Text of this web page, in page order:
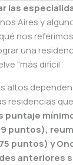
las
Aires y
nos
una
“más difícil”.
altos
residencias
puntaje
puntos),
puntos) y
anteriores